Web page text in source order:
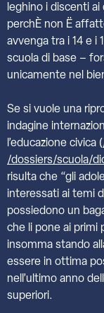
leghino i discenti
perchÈ non Ë
avvenga tra i 14 e i
scuola di base –
unicamente nel
Se si vuole una
indagine
l’educazione civica (
/dossiers/scuola/
risulta che “gli
interessati ai temi
possiedono un
che li pone ai primi
insomma stando
essere in ottima
nell’ultimo anno
superiori.